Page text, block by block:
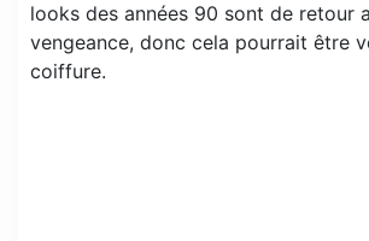
looks des années 90 sont de retour
vengeance, donc cela pourrait être
coiffure.